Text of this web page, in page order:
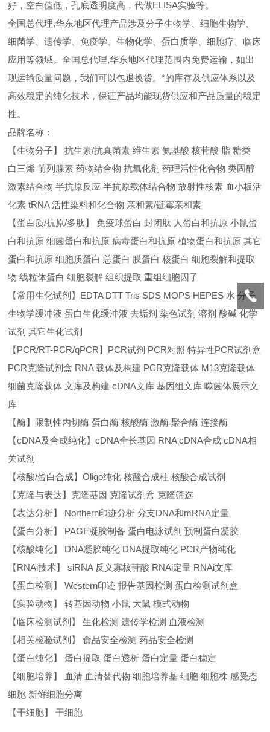
好，空白值低，孔底透明度高，代做ELISA实验等。
全国总代理,华东地区代理产品涉及分子生物学、细胞生物学、
细菌学、遗传学、免疫学、生物化学、蛋白质学、细胞疗、临床
应用等领域。全国总代理,华东地区代理范围内免费运输，如出
现运输质量问题，我们可以包退换货。*的库存及供应体系以及
高效稳定的纯化技术，保证产品均能现货供应和产品质量的稳定
性。
品牌名称：
【生物分子】 抗生素/抗真菌素 维生素 氨基酸 核苷酸 脂 糖类
白三烯 前列腺素 药物结合物 抗氧化剂 药理活性化合物 类固醇
激素结合物 半抗原反应 半抗原载体结合物 放射性核素 血小板活
化素 tRNA 活性染料和化合物 亲和素/链霉亲和素
【蛋白质/抗原/多肽】 免疫球蛋白 封闭肽 人蛋白和抗原 小鼠蛋
白和抗原 细菌蛋白和抗原 病毒蛋白和抗原 植物蛋白和抗原 其它
蛋白和抗原 细胞质蛋白 总蛋白 膜蛋白 核蛋白 细胞裂解和提取
物 线粒体蛋白 细胞裂解 组织提取 重组细胞因子
【常用生化试剂】EDTA DTT Tris SDS MOPS HEPES 水 分子
生物学缓冲液 蛋白生化缓冲液 去垢剂 染色试剂 溶剂 酸碱 化学
试剂 其它生化试剂
【PCR/RT-PCR/qPCR】PCR试剂 PCR对照 特异性PCR试剂盒
PCR克隆试剂盒 RNA 载体及构建 PCR克隆载体 M13克隆载体
细菌克隆载体 文库及构建 cDNA文库 基因组文库 噬菌体展示文
库
【酶】限制性内切酶 蛋白酶 核酸酶 激酶 聚合酶 连接酶
【cDNA及合成纯化】cDNA全长基因 RNA cDNA合成 cDNA相
关试剂
【核酸/蛋白合成】Oligo纯化 核酸合成柱 核酸合成试剂
【克隆与表达】克隆基因 克隆试剂盒 克隆筛选
【表达分析】 Northern印迹分析 分支DNA和mRNA定量
【蛋白分析】 PAGE凝胶制备 蛋白电泳试剂 预制蛋白凝胶
【核酸纯化】 DNA凝胶纯化 DNA提取纯化 PCR产物纯化
【RNAi技术】 siRNA 反义寡核苷酸 RNAi定量 RNAi文库
【蛋白检测】 Western印迹 报告基因检测 蛋白检测试剂盒
【实验动物】 转基因动物 小鼠 大鼠 模式动物
【临床检测试剂】 生化检测 遗传学检测 血液检测
【相关检验试剂】 食品安全检测 药品安全检测
【蛋白纯化】 蛋白提取 蛋白透析 蛋白定量 蛋白稳定
【细胞培养】 血清 血清替代物 细胞培养基 细胞 细胞株 感受态
细胞 新鲜细胞分离
【干细胞】 干细胞